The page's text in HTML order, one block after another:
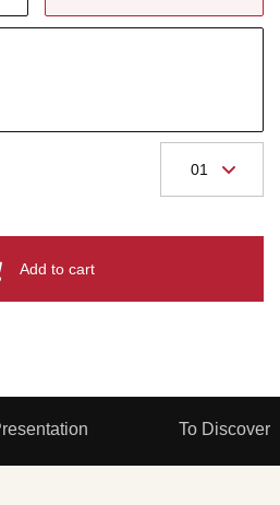
Add to cart
To Discover